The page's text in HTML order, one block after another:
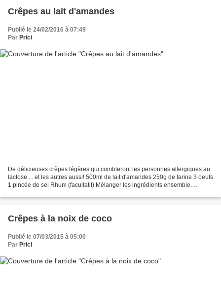
Crêpes au lait d'amandes
Publié le 24/02/2016 à 07:49
Par Prici
De délicieuses crêpes légères qui combleront les personnes allergiques au
lactose ... et les autres aussi! 500ml de lait d'amandes 250g de farine 3 oeufs
1 pincée de sel Rhum (facultatif) Mélanger les ingrédients ensemble.
Crêpes à la noix de coco
Publié le 07/03/2015 à 05:00
Par Prici